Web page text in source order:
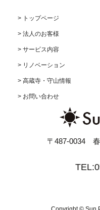
> トップページ
> 法人のお客様
> サービス内容
> リノベーション
> 高蔵寺・守山情報
> お問い合わせ
〒487-0034